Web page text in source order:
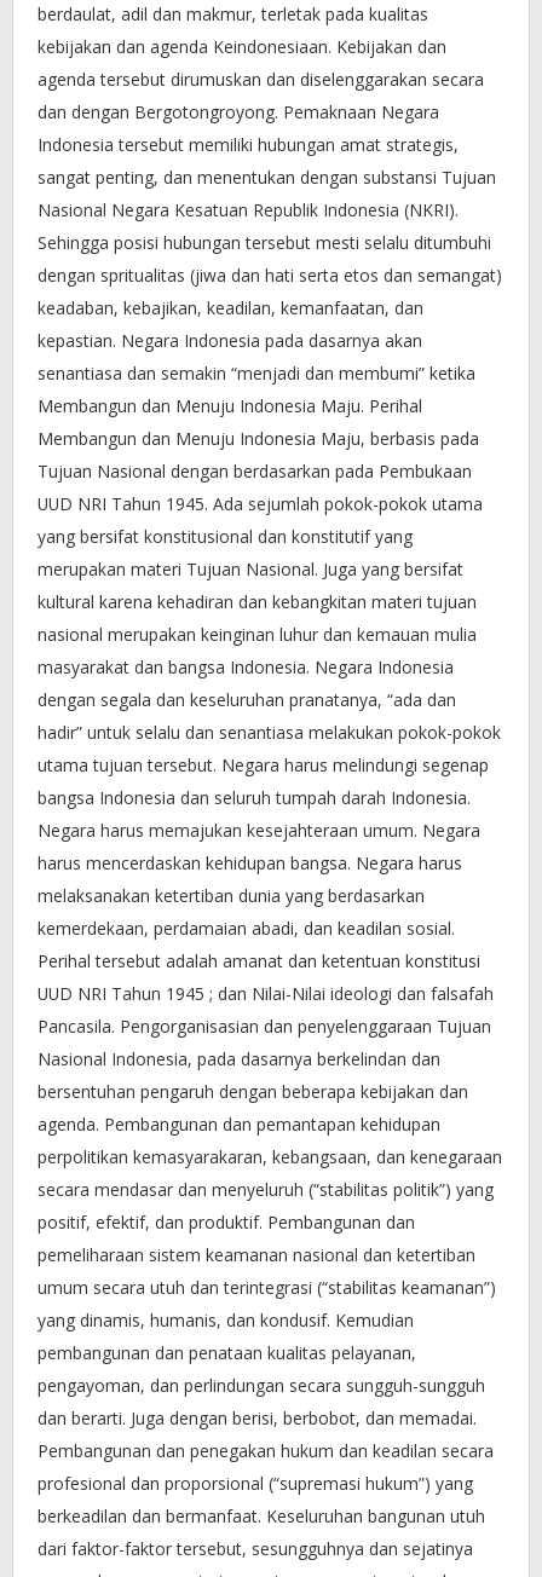
berdaulat, adil dan makmur, terletak pada kualitas
kebijakan dan agenda Keindonesiaan. Kebijakan dan
agenda tersebut dirumuskan dan diselenggarakan secara
dan dengan Bergotongroyong. Pemaknaan Negara
Indonesia tersebut memiliki hubungan amat strategis,
sangat penting, dan menentukan dengan substansi Tujuan
Nasional Negara Kesatuan Republik Indonesia (NKRI).
Sehingga posisi hubungan tersebut mesti selalu ditumbuhi
dengan spritualitas (jiwa dan hati serta etos dan semangat)
keadaban, kebajikan, keadilan, kemanfaatan, dan
kepastian. Negara Indonesia pada dasarnya akan
senantiasa dan semakin “menjadi dan membumi” ketika
Membangun dan Menuju Indonesia Maju. Perihal
Membangun dan Menuju Indonesia Maju, berbasis pada
Tujuan Nasional dengan berdasarkan pada Pembukaan
UUD NRI Tahun 1945. Ada sejumlah pokok-pokok utama
yang bersifat konstitusional dan konstitutif yang
merupakan materi Tujuan Nasional. Juga yang bersifat
kultural karena kehadiran dan kebangkitan materi tujuan
nasional merupakan keinginan luhur dan kemauan mulia
masyarakat dan bangsa Indonesia. Negara Indonesia
dengan segala dan keseluruhan pranatanya, “ada dan
hadir” untuk selalu dan senantiasa melakukan pokok-pokok
utama tujuan tersebut. Negara harus melindungi segenap
bangsa Indonesia dan seluruh tumpah darah Indonesia.
Negara harus memajukan kesejahteraan umum. Negara
harus mencerdaskan kehidupan bangsa. Negara harus
melaksanakan ketertiban dunia yang berdasarkan
kemerdekaan, perdamaian abadi, dan keadilan sosial.
Perihal tersebut adalah amanat dan ketentuan konstitusi
UUD NRI Tahun 1945 ; dan Nilai-Nilai ideologi dan falsafah
Pancasila. Pengorganisasian dan penyelenggaraan Tujuan
Nasional Indonesia, pada dasarnya berkelindan dan
bersentuhan pengaruh dengan beberapa kebijakan dan
agenda. Pembangunan dan pemantapan kehidupan
perpolitikan kemasyarakaran, kebangsaan, dan kenegaraan
secara mendasar dan menyeluruh (“stabilitas politik”) yang
positif, efektif, dan produktif. Pembangunan dan
pemeliharaan sistem keamanan nasional dan ketertiban
umum secara utuh dan terintegrasi (“stabilitas keamanan”)
yang dinamis, humanis, dan kondusif. Kemudian
pembangunan dan penataan kualitas pelayanan,
pengayoman, dan perlindungan secara sungguh-sungguh
dan berarti. Juga dengan berisi, berbobot, dan memadai.
Pembangunan dan penegakan hukum dan keadilan secara
profesional dan proporsional (“supremasi hukum”) yang
berkeadilan dan bermanfaat. Keseluruhan bangunan utuh
dari faktor-faktor tersebut, sesungguhnya dan sejatinya